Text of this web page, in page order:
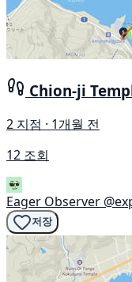
Chion-ji
2 지점 · 1개월 전
12 조회
Eager Observer
저장